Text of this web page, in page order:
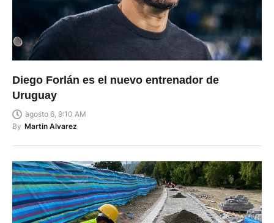
Diego Forlán es el nuevo entrenador de
Uruguay
agosto 6, 9:10 AM
By Martin Alvarez